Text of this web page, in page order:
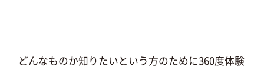
どんなものか知りたいという方のために360度体験